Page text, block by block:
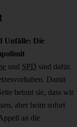
Unfälle: Die
und SPD sind dafür.
Damit
betont sie, dass wir
aber beim sofort
an die